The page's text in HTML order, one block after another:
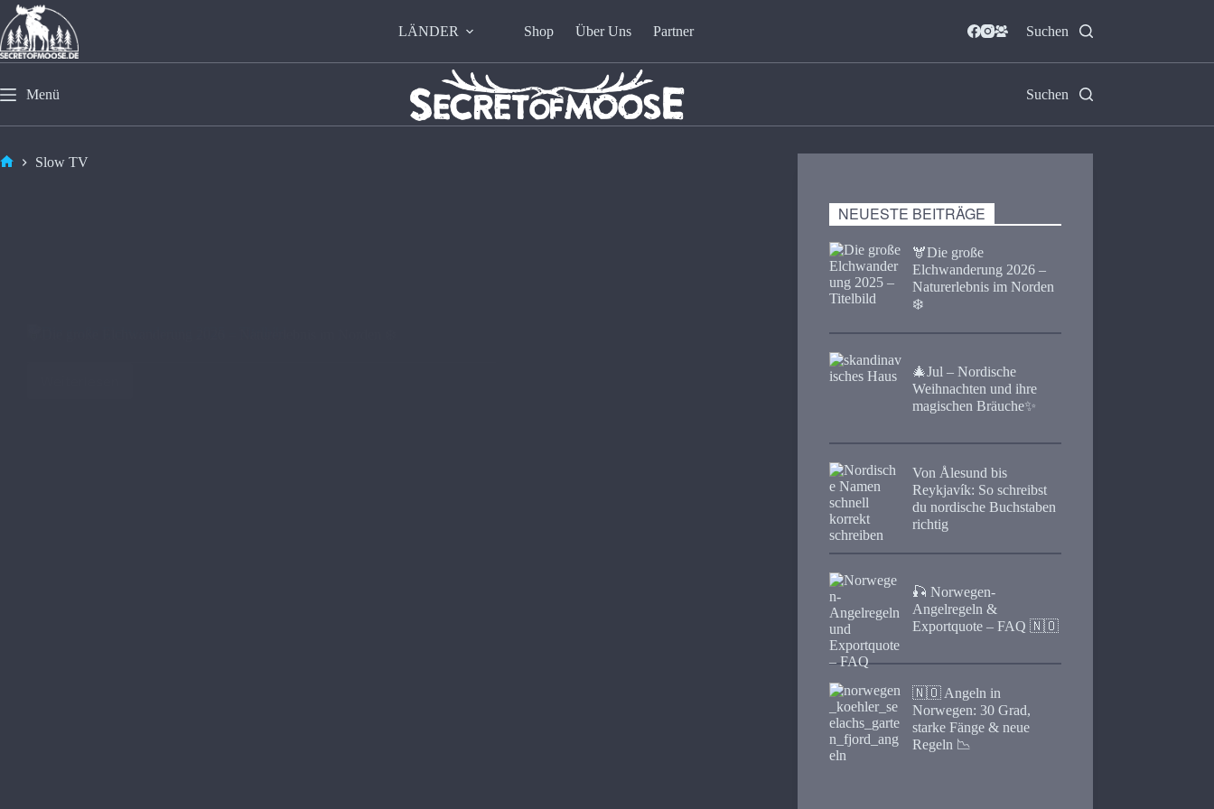
LÄNDER Shop Über Uns Partner Suchen
Menü Suchen
Slow TV
NEUESTE BEITRÄGE
🫎​Die große
Elchwanderung 2026 –
Naturerlebnis im Norden
❄️
🎄Jul – Nordische
Weihnachten und ihre
magischen Bräuche✨
Von Ålesund bis
Reykjavík: So schreibst
du nordische Buchstaben
richtig
🎣 Norwegen-
Angelregeln &
Exportquote – FAQ 🇳🇴
🇳🇴 Angeln in
Norwegen: 30 Grad,
starke Fänge & neue
Regeln 📉